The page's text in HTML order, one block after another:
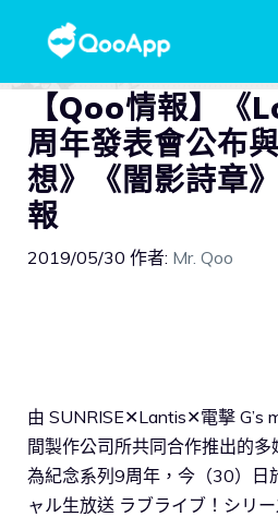
【Qoo情報】《
周年發表會公布
想》《闇影詩章
報
2019/05/30 作者: Mr. Qoo
由 SUNRISE✕Lantis✕電擊 G’s
間製作公司所共同合作推出的多
為紀念系列9周年，今（30）日
ャル生放送 ラブライブ！シリ